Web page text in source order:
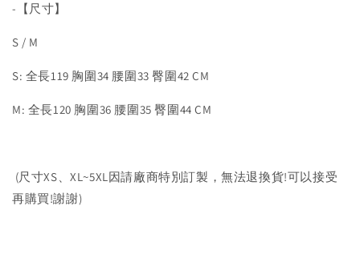
-【尺寸】
S / M
S: 全長119 胸圍34 腰圍33 臀圍42 CM
M: 全長120 胸圍36 腰圍35 臀圍44 CM
(尺寸XS、XL~5XL因請廠商特別訂製，無法退換貨!可以接受
再購買!謝謝)